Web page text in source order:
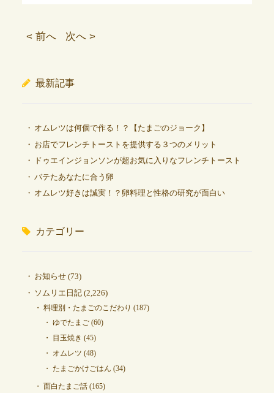
< 前へ 次へ >
最新記事
オムレツは何個で作る！？【たまごのジョーク】
お店でフレンチトーストを提供する３つのメリット
ドゥエインジョンソンが超お気に入りなフレンチトースト
バテたあなたに合う卵
オムレツ好きは誠実！？卵料理と性格の研究が面白い
カテゴリー
お知らせ(73)
ソムリエ日記(2,226)
料理別・たまごのこだわり (187)
ゆでたまご(60)
目玉焼き (45)
オムレツ (48)
たまごかけごはん (34)
面白たまご話(165)